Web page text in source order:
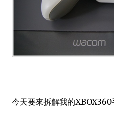
今天要來拆解我的XBOX360